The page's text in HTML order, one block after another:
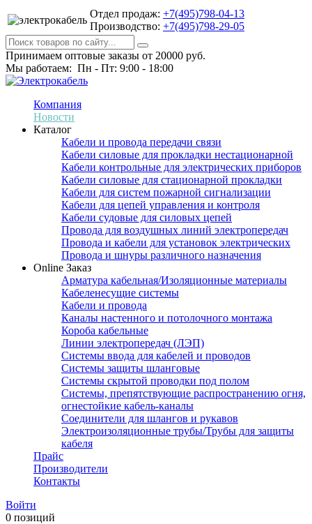
Отдел продаж: +7(495)798-04-13
Производство: +7(495)798-29-05
Принимаем оптовые заказы от 20000 руб.
Мы работаем: Пн - Пт: 9:00 - 18:00
Компания
Новости
Каталог
Кабели и провода передачи связи
Кабели силовые для прокладки нестационарной
Кабели контрольные для электрических приборов
Кабели силовые для стационарной прокладки
Кабели для систем пожарной сигнализации
Кабели для цепей управления и контроля
Кабели судовые для силовых цепей
Провода для воздушных линий электропередач
Провода и кабели для установок электрических
Провода и шнуры различного назначения
Online Заказ
Арматура кабельная/Изоляционные материалы
Кабеленесущие системы
Кабели и провода
Каналы настенного и потолочного монтажа
Короба кабельные
Линии электропередач (ЛЭП)
Системы ввода для кабелей и проводов
Системы защиты шланговые
Системы скрытой проводки под полом
Системы, препятствующие распространению огня,
огнестойкие кабель-каналы
Соединители для шлангов и рукавов
Электроизоляционные трубы/Трубы для защиты
кабеля
Прайс
Производители
Контакты
Войти
0 позиций